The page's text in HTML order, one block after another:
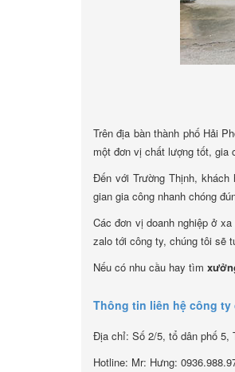
Trên địa bàn thành phố Hải
một đơn vị chất lượng tốt, gia
Đến với Trường Thịnh,
gian gia công nhanh chóng
Các đơn vị doanh nghiệp ở
zalo tới công ty, chúng tôi sẽ
Nếu có nhu cầu hay tìm
Thông tin liên hệ công ty
Địa chỉ: Số 2/5, tổ dân phố 5,
Hotline: Mr: Hưng: